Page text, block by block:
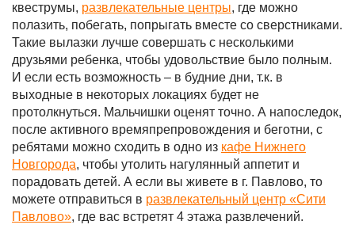
квеструмы, развлекательные центры, где можно
полазить, побегать, попрыгать вместе со сверстниками.
Такие вылазки лучше совершать с несколькими
друзьями ребенка, чтобы удовольствие было полным.
И если есть возможность – в будние дни, т.к. в
выходные в некоторых локациях будет не
протолкнуться. Мальчишки оценят точно. А напоследок,
после активного времяпрепровождения и беготни, с
ребятами можно сходить в одно из кафе Нижнего
Новгорода, чтобы утолить нагулянный аппетит и
порадовать детей. А если вы живете в г. Павлово, то
можете отправиться в развлекательный центр «Сити
Павлово», где вас встретят 4 этажа развлечений.